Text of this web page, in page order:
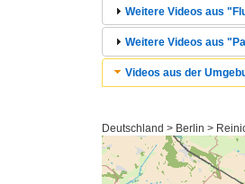
Weitere Videos aus
Weitere Videos aus
Videos aus der
Deutschland > Berlin >